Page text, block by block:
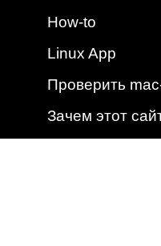
How-to
Linux App
Проверить
Зачем этот